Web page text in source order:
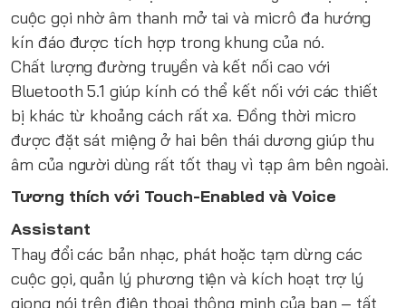
cuộc gọi nhờ âm thanh mở tai và micrô đa hướng
kín đáo được tích hợp trong khung của nó.
Chất lượng đường truyền và kết nối cao với
Bluetooth 5.1 giúp kính có thể kết nối với các thiết
bị khác từ khoảng cách rất xa. Đồng thời micro
được đặt sát miệng ở hai bên thái dương giúp thu
âm của người dùng rất tốt thay vì tạp âm bên ngoài.
Tương thích với Touch-Enabled và Voice
Assistant
Thay đổi các bản nhạc, phát hoặc tạm dừng các
cuộc gọi, quản lý phương tiện và kích hoạt trợ lý
giọng nói trên điện thoại thông minh của bạn – tất